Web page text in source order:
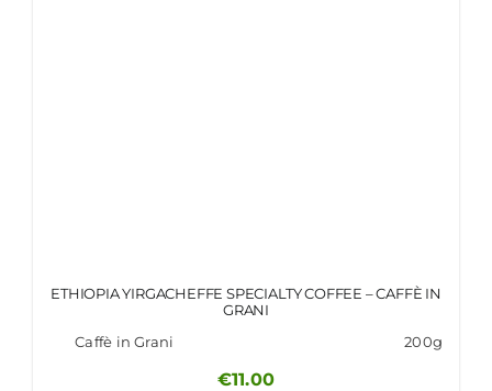
ETHIOPIA YIRGACHEFFE SPECIALTY COFFEE – CAFFÈ IN
GRANI
Caffè in Grani
200g
€11.00